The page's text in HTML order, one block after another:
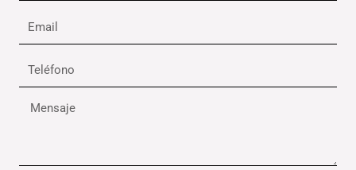
Email
Teléfono
Mensaje